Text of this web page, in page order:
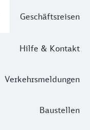
Geschäftsreisen
Hilfe & Kontakt
Verkehrsmeldungen
Baustellen